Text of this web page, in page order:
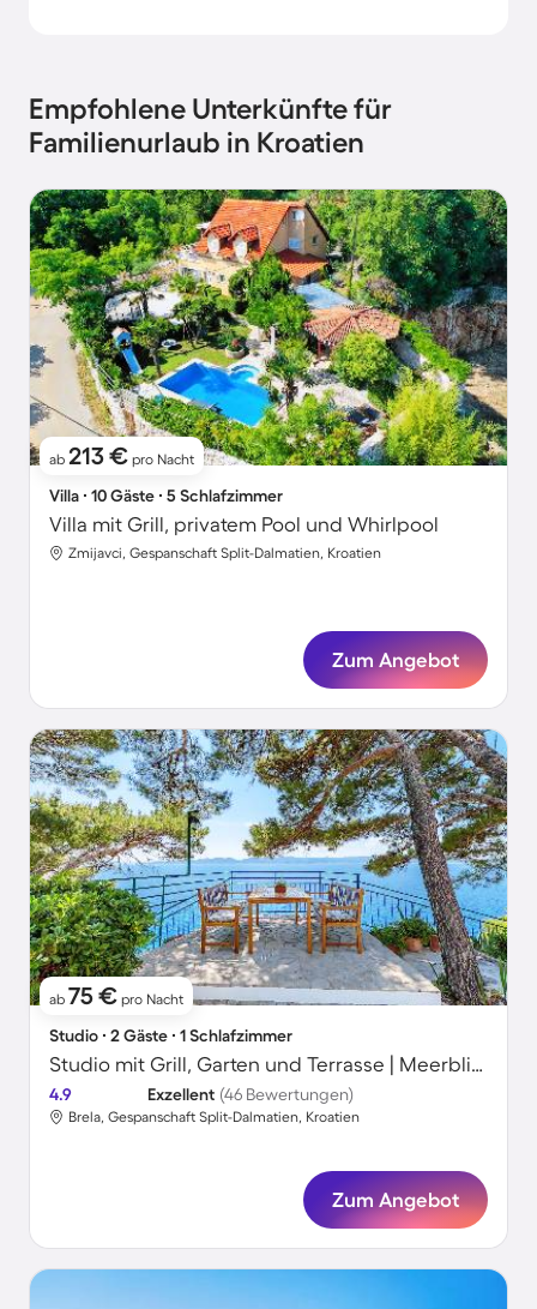
Empfohlene Unterkünfte für
Familienurlaub in Kroatien
ab 213 € pro Nacht
Villa ∙ 10 Gäste ∙ 5 Schlafzimmer
Villa mit Grill, privatem Pool und Whirlpool
Zmijavci, Gespanschaft Split-Dalmatien, Kroatien
Zum Angebot
ab 75 € pro Nacht
Studio ∙ 2 Gäste ∙ 1 Schlafzimmer
Studio mit Grill, Garten und Terrasse | Meerblick
4.9 Exzellent (46 Bewertungen)
Brela, Gespanschaft Split-Dalmatien, Kroatien
Zum Angebot